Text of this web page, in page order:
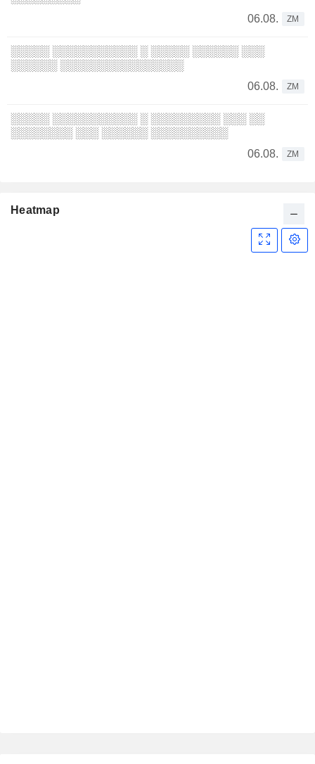
06.08.
ZM
░░░░░ ░░░░░░░░░░░ ░ ░░░░░ ░░░░░░ ░░░
░░░░░░ ░░░░░░░░░░░░░░░░
06.08.
ZM
░░░░░ ░░░░░░░░░░░ ░ ░░░░░░░░░ ░░░ ░░
░░░░░░░░ ░░░ ░░░░░░ ░░░░░░░░░░
06.08.
ZM
Heatmap